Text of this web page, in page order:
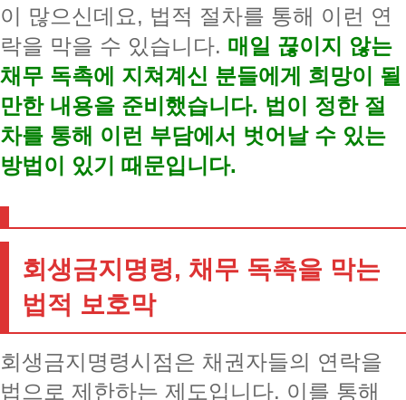
이 많으신데요, 법적 절차를 통해 이런 연
락을 막을 수 있습니다. 매일 끊이지 않는
채무 독촉에 지쳐계신 분들에게 희망이 될
만한 내용을 준비했습니다. 법이 정한 절
차를 통해 이런 부담에서 벗어날 수 있는
방법이 있기 때문입니다.
회생금지명령, 채무 독촉을 막는
법적 보호막
회생금지명령시점은 채권자들의 연락을
법으로 제한하는 제도입니다. 이를 통해